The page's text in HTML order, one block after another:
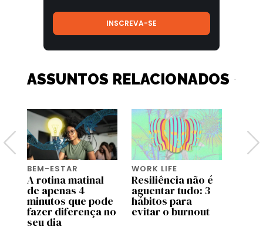
ASSUNTOS RELACIONADOS
BEM-ESTAR
A rotina matinal
de apenas 4
minutos que pode
fazer diferença no
seu dia
WORK LIFE
Resiliência não é
aguentar tudo: 3
hábitos para
evitar o burnout